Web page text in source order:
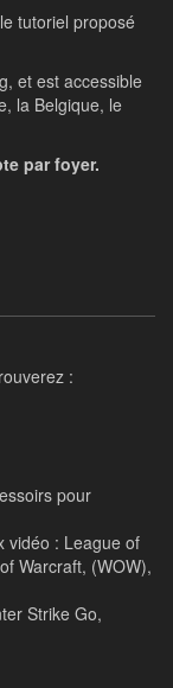
tutoriel proposé
et est accessible
la Belgique, le
par foyer.
:
pour
vidéo : League of
Warcraft, (WOW),
Strike Go,